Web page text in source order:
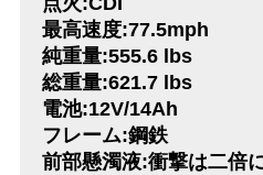
最高速度:77.5mph
純重量:555.6 lbs
総重量:621.7 lbs
電池:12V/14Ah
フレーム:鋼鉄
前部懸濁液:衝撃は二倍